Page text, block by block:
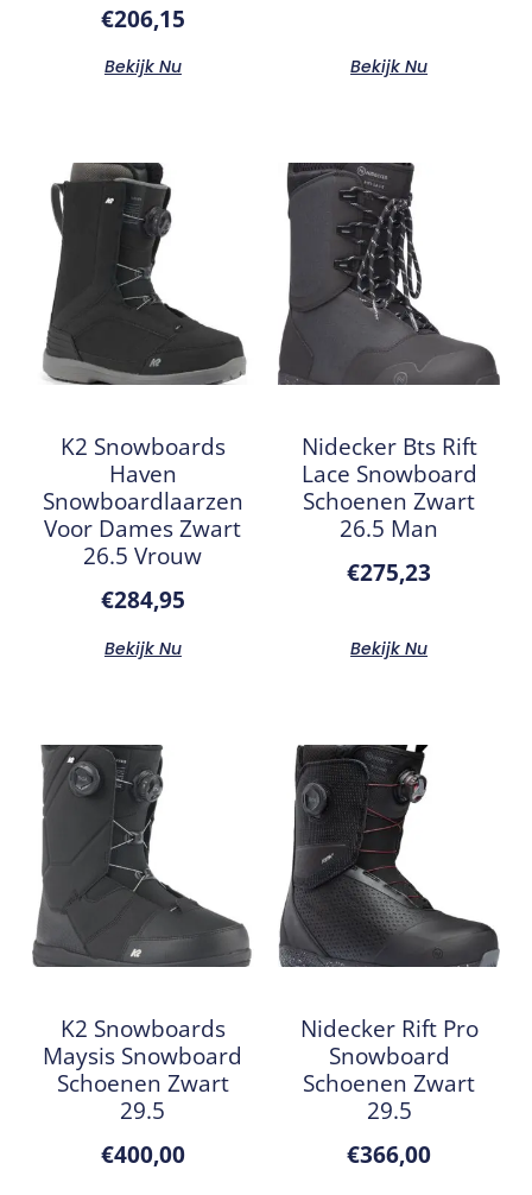
€206,15
Bekijk Nu Bekijk Nu
K2 Snowboards
Haven
Snowboardlaarzen
Voor Dames Zwart
26.5 Vrouw
€284,95
Bekijk Nu
Nidecker Bts Rift
Lace Snowboard
Schoenen Zwart
26.5 Man
€275,23
Bekijk Nu
K2 Snowboards
Maysis Snowboard
Schoenen Zwart
29.5
€400,00
Nidecker Rift Pro
Snowboard
Schoenen Zwart
29.5
€366,00